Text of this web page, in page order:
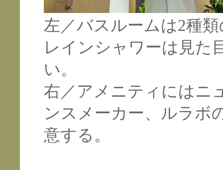
左／バスルームは2種
レインシャワーは見た
い。
右／アメニティにはニ
ンスメーカー、ルラボ
意する。